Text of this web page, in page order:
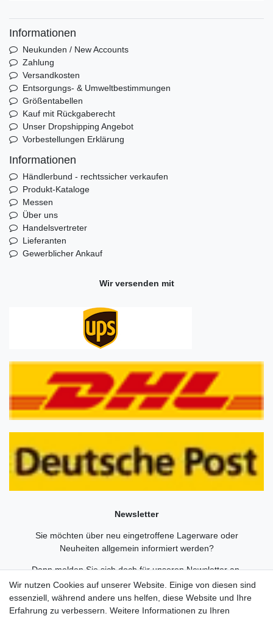
Informationen
Neukunden / New Accounts
Zahlung
Versandkosten
Entsorgungs- & Umweltbestimmungen
Größentabellen
Kauf mit Rückgaberecht
Unser Dropshipping Angebot
Vorbestellungen Erklärung
Informationen
Händlerbund - rechtssicher verkaufen
Produkt-Kataloge
Messen
Über uns
Handelsvertreter
Lieferanten
Gewerblicher Ankauf
Wir versenden mit
Newsletter
Sie möchten über neu eingetroffene Lagerware oder
Neuheiten allgemein informiert werden?
Dann melden Sie sich doch für unseren Newsletter an.
Den Link finden Sie nachfolgend:
Newsletteranmeldung!
Wir nutzen Cookies auf unserer Website. Einige von diesen sind
essenziell, während andere uns helfen, diese Website und Ihre
Erfahrung zu verbessern. Weitere Informationen zu Ihren